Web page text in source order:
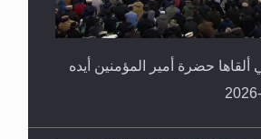
ألقاها حضرة أمير المؤمنين أيده